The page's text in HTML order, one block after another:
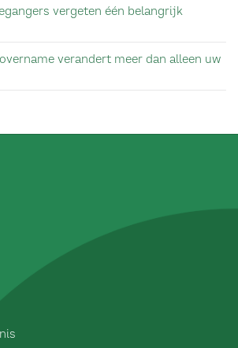
vergeten één belangrijk
verandert meer dan alleen uw